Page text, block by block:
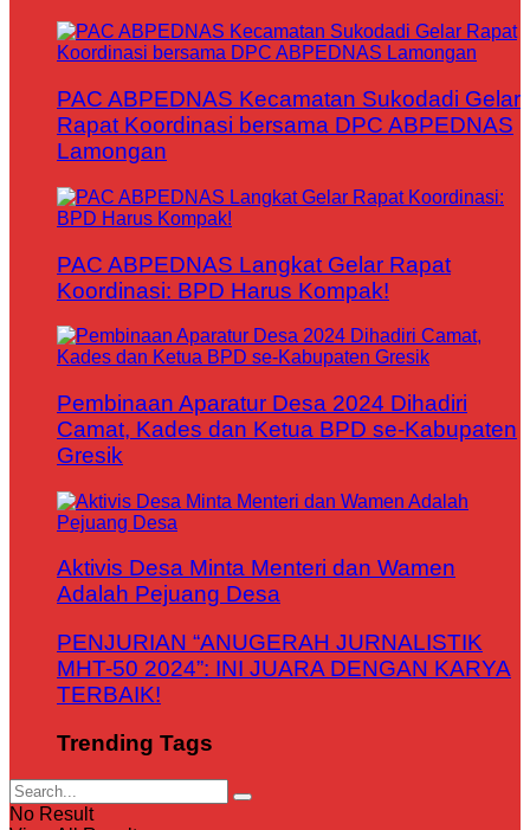
PAC ABPEDNAS Kecamatan Sukodadi Gelar
Rapat Koordinasi bersama DPC ABPEDNAS
Lamongan
PAC ABPEDNAS Langkat Gelar Rapat
Koordinasi: BPD Harus Kompak!
Pembinaan Aparatur Desa 2024 Dihadiri
Camat, Kades dan Ketua BPD se-Kabupaten
Gresik
Aktivis Desa Minta Menteri dan Wamen
Adalah Pejuang Desa
PENJURIAN “ANUGERAH JURNALISTIK
MHT-50 2024”: INI JUARA DENGAN KARYA
TERBAIK!
Trending Tags
No Result